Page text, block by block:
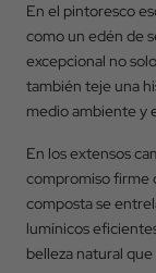
En el pintoresco
como un edén de
excepcional no
también teje una
medio ambiente y
En los extensos
compromiso firme
composta se
lumínicos
belleza natural